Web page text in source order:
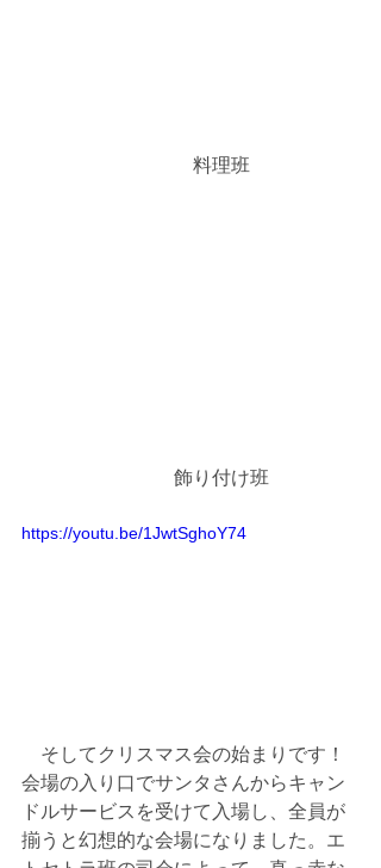
料理班
飾り付け班
https://youtu.be/1JwtSghoY74
そしてクリスマス会の始まりです！
会場の入り口でサンタさんからキャン
ドルサービスを受けて入場し、全員が
揃うと幻想的な会場になりました。エ